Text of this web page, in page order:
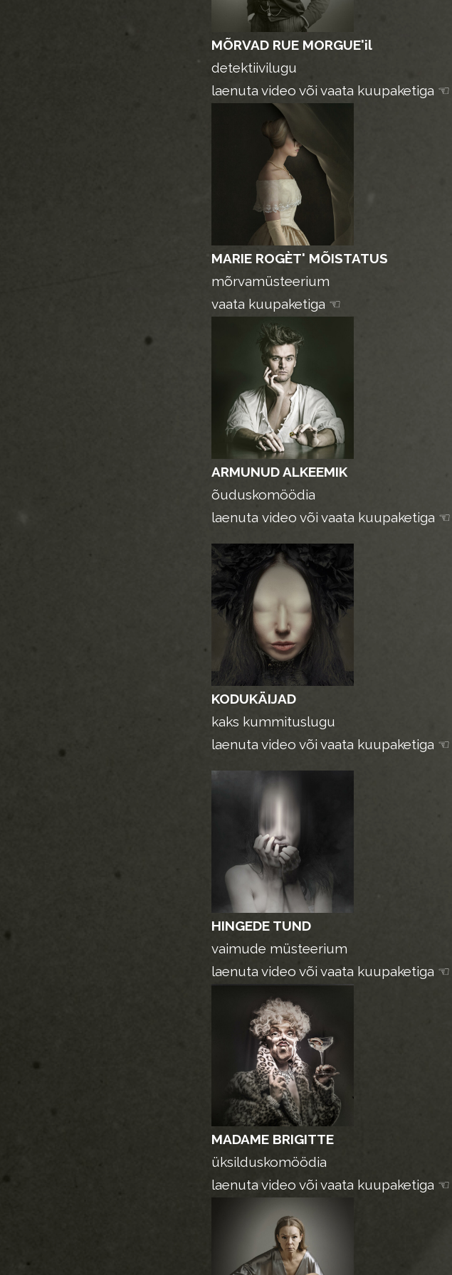
MÕRVAD RUE MORGUE'il
detektiivilugu
laenuta video või vaata kuupaketiga ☜
MARIE ROGÈT' MÕISTATUS
mõrvamüsteerium
vaata kuupaketiga ☜
ARMUNUD ALKEEMIK
õuduskomöödia
laenuta video või vaata kuupaketiga ☜
KODUKÄIJAD
kaks kummituslugu
laenuta video või vaata kuupaketiga ☜
HINGEDE TUND
vaimude müsteerium
laenuta video või vaata kuupaketiga ☜
MADAME BRIGITTE
üksilduskomöödia
laenuta video või vaata kuupaketiga ☜